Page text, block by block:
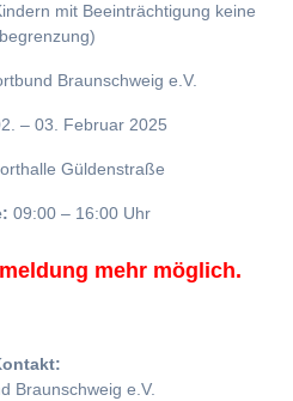
mit Beeinträchtigung keine
Braunschweig e.V.
– 03. Februar 2025
Güldenstraße
09:00 – 16:00 Uhr
mehr möglich.
Braunschweig e.V.